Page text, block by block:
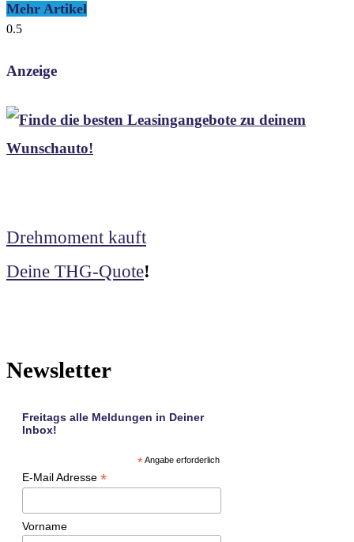
Mehr Artikel
Anzeige
Drehmoment kauft
Deine THG-Quote!
Newsletter
Freitags alle Meldungen in Deiner
Inbox!
*Angabe erforderlich
E-Mail Adresse *
Vorname